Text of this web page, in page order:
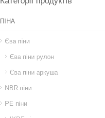
ПІНА
Єва піни
Єва піни рулон
Єва піни аркуша
NBR піни
PE піни